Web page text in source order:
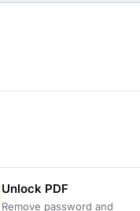
Unlock PDF
Remove password and